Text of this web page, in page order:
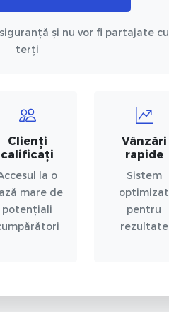
și nu vor fi partajate cu
terți
Clienți
calificați
la o
mare de
potențiali
Vânzări
rapide
Sistem
optimizat
pentru
rezultate